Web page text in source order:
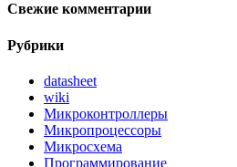
Свежие комментарии
Рубрики
datasheet
wiki
Микроконтроллеры
Микропроцессоры
Микросхема
Программирование